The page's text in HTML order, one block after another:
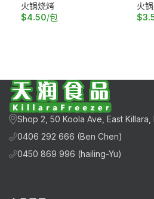
火锅烧烤
$4.50/包
火
$
Shop 2, 50 Koola Ave, East Killara,
0406 292 666 (Ben Chen)
0450 869 996 (hailing-Yu)